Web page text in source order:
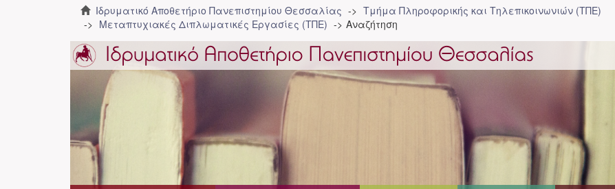
Ιδρυματικό Αποθετήριο Πανεπιστημίου Θεσσαλίας
Τμήμα Πληροφορικής και Τηλεπικοινωνιών (ΤΠΕ)
Μεταπτυχιακές Διπλωματικές Εργασίες (ΤΠΕ)
Αναζήτηση